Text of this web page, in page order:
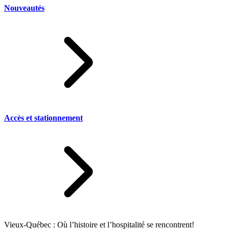
Nouveautés
Accès et stationnement
Vieux-Québec : Où l’histoire et l’hospitalité se rencontrent!